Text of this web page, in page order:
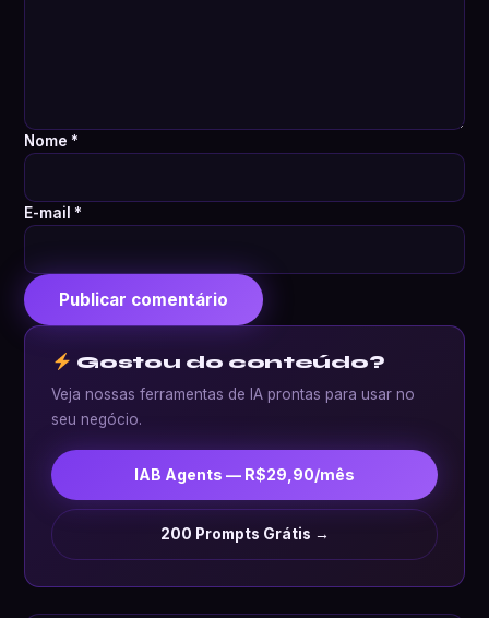
Nome *
E-mail *
Gostou do conteúdo?
Veja nossas ferramentas de IA prontas para usar no
seu negócio.
IAB Agents — R$29,90/mês
200 Prompts Grátis →